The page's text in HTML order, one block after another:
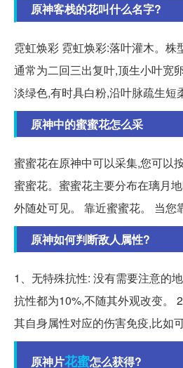
原神客栈的花叫什么名字?
霓虹焕彩 霓虹焕彩:落叶灌木。株
通常为二回三出复叶,顶生小叶宽
淡绿色,有时具白粉,沿叶脉疏生短
原神中的蜜蜜花怎么采
蜜蜜花在原神中可以采集,您可以
蜜蜜花。蜜蜜花主要分布在璃月
外随处可见。 靠近蜜蜜花。 当您
原神如何判断敌人属性?
1、无特殊抗性: 没有需要注意的
抗性都为10%,不随其外观改变。
其自身属性对应的伤害免疫,比如
原神片花蜜怎么获得?